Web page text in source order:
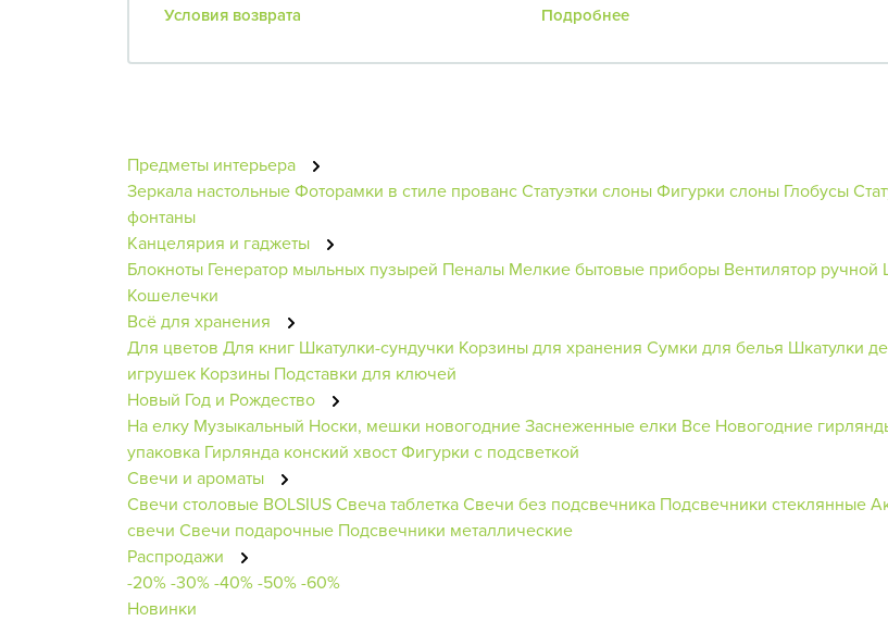
Условия возврата Подробнее
Предметы интерьера
Зеркала настольныеФоторамки в стиле провансСтатуэтки слоныФигурки слоны Глобусы
фонтаны
Канцелярия и гаджеты
Блокноты Генератор мыльных пузырей Пеналы Мелкие бытовые приборы Вентилятор ручной
Кошелечки
Всё для хранения
Для цветов Для книг Шкатулки-сундучки Корзины для хранения Сумки для белья Шкатулки
игрушек Корзины Подставки для ключей
Новый Год и Рождество
На елку Музыкальный Носки, мешки новогодниеЗаснеженные елки Все Новогодние
упаковка Гирлянда конский хвостФигурки с подсветкой
Свечи и ароматы
Свечи столовые BOLSIUSСвеча таблеткаСвечи без подсвечника Подсвечники стеклянные
свечи Свечи подарочные Подсвечники металлические
Распродажи
-20%-30%-40%-50%-60%
Новинки